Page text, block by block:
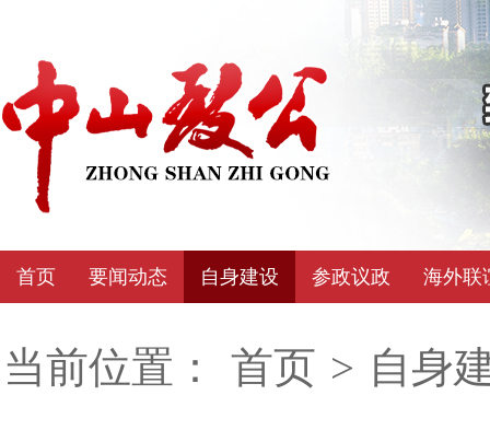
首页 要闻动态 自身建设 参政议政 海外联
当前位置： 首页 > 自身